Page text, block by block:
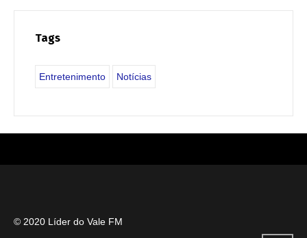
Tags
Entretenimento Notícias
© 2020 Líder do Vale FM